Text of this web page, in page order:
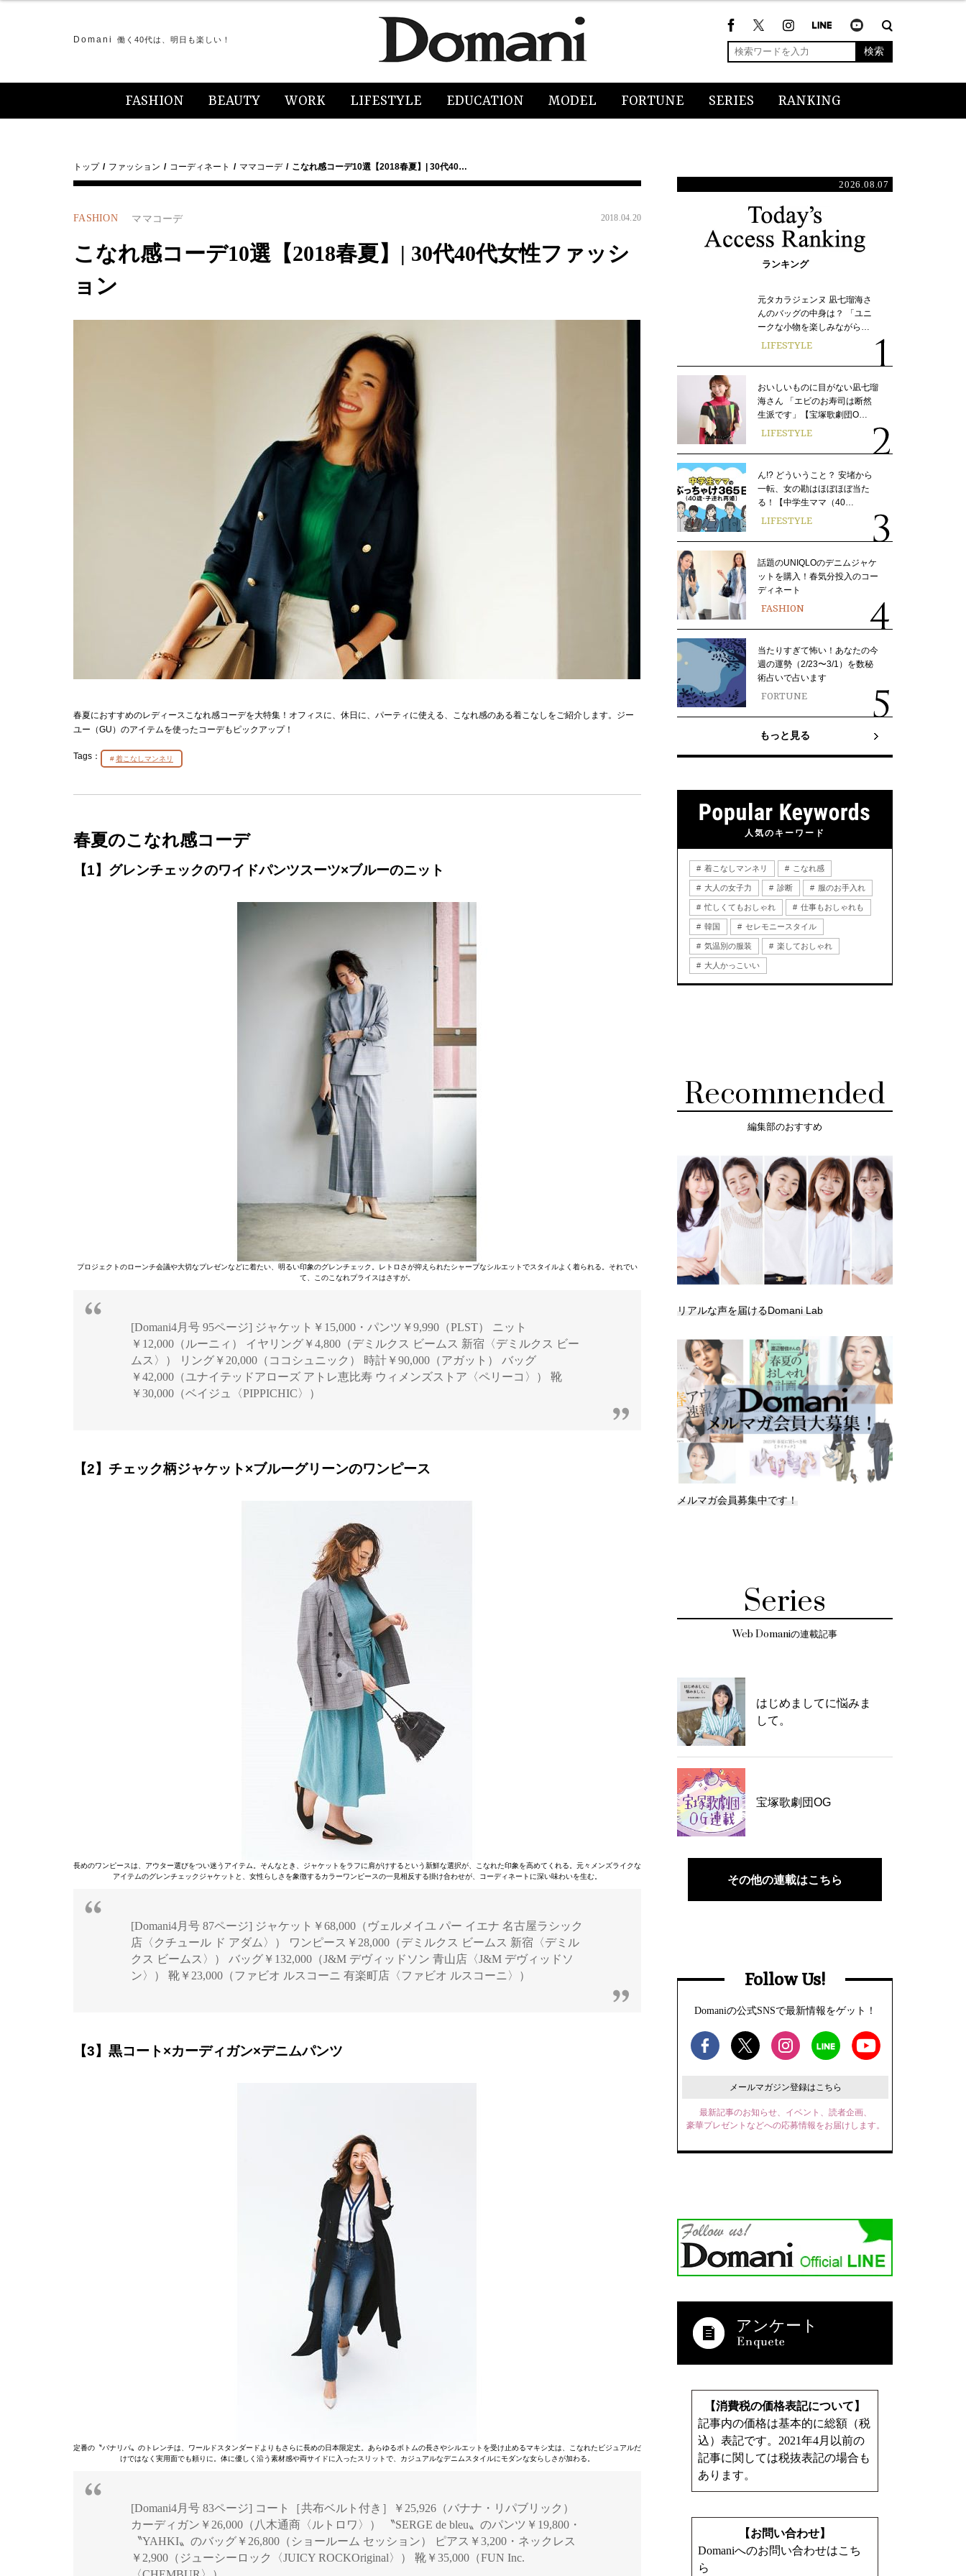
Domani 働く40代は、明日も楽しい！
検索
FASHION BEAUTY WORK LIFESTYLE EDUCATION MODEL FORTUNE SERIES RANKING
トップ ファッション コーディネート ママコーデ こなれ感コーデ10選【2018春夏】| 30代40…
FASHION ママコーデ 2018.04.20
こなれ感コーデ10選【2018春夏】| 30代40代女性ファッシ
ョン
春夏におすすめのレディースこなれ感コーデを大特集！オフィスに、休日に、パーティに使える、こなれ感のある着こなしをご紹介します。ジー
ユー（GU）のアイテムを使ったコーデもピックアップ！
Tags： 着こなしマンネリ
春夏のこなれ感コーデ
【1】グレンチェックのワイドパンツスーツ×ブルーのニット
プロジェクトのローンチ会議や大切なプレゼンなどに着たい、明るい印象のグレンチェック。レトロさが抑えられたシャープなシルエットでスタイルよく着られる。それでい
て、このこなれプライスはさすが。
[Domani4月号 95ページ] ジャケット￥15,000・パンツ￥9,990（PLST） ニット
￥12,000（ルーニィ） イヤリング￥4,800（デミルクス ビームス 新宿〈デミルクス ビー
ムス〉） リング￥20,000（ココシュニック） 時計￥90,000（アガット） バッグ
￥42,000（ユナイテッドアローズ アトレ恵比寿 ウィメンズストア〈ペリーコ〉） 靴
￥30,000（ベイジュ〈PIPPICHIC〉）
【2】チェック柄ジャケット×ブルーグリーンのワンピース
長めのワンピースは、アウター選びをつい迷うアイテム。そんなとき、ジャケットをラフに肩がけするという新鮮な選択が、こなれた印象を高めてくれる。元々メンズライクな
アイテムのグレンチェックジャケットと、女性らしさを象徴するカラーワンピースの一見相反する掛け合わせが、コーディネートに深い味わいを生む。
[Domani4月号 87ページ] ジャケット￥68,000（ヴェルメイユ パー イエナ 名古屋ラシック
店〈クチュール ド アダム〉） ワンピース￥28,000（デミルクス ビームス 新宿〈デミル
クス ビームス〉） バッグ￥132,000（J&M デヴィッドソン 青山店〈J&M デヴィッドソ
ン〉） 靴￥23,000（ファビオ ルスコーニ 有楽町店〈ファビオ ルスコーニ〉）
【3】黒コート×カーディガン×デニムパンツ
定番の〝バナリパ〟のトレンチは、ワールドスタンダードよりもさらに長めの日本限定丈。あらゆるボトムの長さやシルエットを受け止めるマキシ丈は、こなれたビジュアルだ
けではなく実用面でも頼りに。体に優しく沿う素材感や両サイドに入ったスリットで、カジュアルなデニムスタイルにモダンな女らしさが加わる。
[Domani4月号 83ページ] コート［共布ベルト付き］￥25,926（バナナ・リパブリック）
カーディガン￥26,000（八木通商〈ルトロワ〉） 〝SERGE de bleu〟のパンツ￥19,800・
〝YAHKI〟のバッグ￥26,800（ショールーム セッション） ピアス￥3,200・ネックレス
￥2,900（ジューシーロック〈JUICY ROCKOriginal〉） 靴￥35,000（FUN Inc.
2026.08.07
ランキング
元タカラジェンヌ 凪七瑠海さ
んのバッグの中身は？ 「ユニ
ークな小物を楽しみながら…
LIFESTYLE
おいしいものに目がない凪七瑠
海さん 「エビのお寿司は断然
生派です」【宝塚歌劇団O…
LIFESTYLE
ん!? どういうこと？ 安堵から
一転、女の勘はほぼほぼ当た
る！【中学生ママ（40…
LIFESTYLE
話題のUNIQLOのデニムジャケ
ットを購入！春気分投入のコー
ディネート
FASHION
当たりすぎて怖い！あなたの今
週の運勢（2/23〜3/1）を数秘
術占いで占います
FORTUNE
もっと見る
人気のキーワード
着こなしマンネリ こなれ感
大人の女子力 診断 服のお手入れ
忙しくてもおしゃれ 仕事もおしゃれも
韓国 セレモニースタイル
気温別の服装 楽しておしゃれ
大人かっこいい
Recommended
編集部のおすすめ
リアルな声を届けるDomani Lab
メルマガ会員募集中です！
Series
Web Domaniの連載記事
はじめましてに悩みま
して。
宝塚歌劇団OG
その他の連載はこちら
Follow Us!
Domaniの公式SNSで最新情報をゲット！
メールマガジン登録はこちら
最新記事のお知らせ、イベント、読者企画、
豪華プレゼントなどへの応募情報をお届けします。
アンケート
【消費税の価格表記について】
記事内の価格は基本的に総額（税
込）表記です。2021年4月以前の
記事に関しては税抜表記の場合も
あります。
【お問い合わせ】
Domaniへのお問い合わせはこち
ら